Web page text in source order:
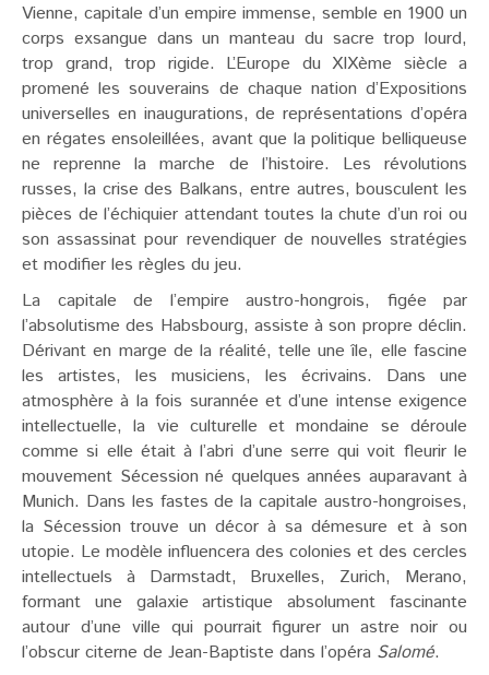
Vienne, capitale d’un empire immense, semble en 1900 un
corps exsangue dans un manteau du sacre trop lourd,
trop grand, trop rigide. L’Europe du XIXème siècle a
promené les souverains de chaque nation d’Expositions
universelles en inaugurations, de représentations d’opéra
en régates ensoleillées, avant que la politique belliqueuse
ne reprenne la marche de l’histoire. Les révolutions
russes, la crise des Balkans, entre autres, bousculent les
pièces de l’échiquier attendant toutes la chute d’un roi ou
son assassinat pour revendiquer de nouvelles stratégies
et modifier les règles du jeu.
La capitale de l’empire austro-hongrois, figée par
l’absolutisme des Habsbourg, assiste à son propre déclin.
Dérivant en marge de la réalité, telle une île, elle fascine
les artistes, les musiciens, les écrivains. Dans une
atmosphère à la fois surannée et d’une intense exigence
intellectuelle, la vie culturelle et mondaine se déroule
comme si elle était à l’abri d’une serre qui voit fleurir le
mouvement Sécession né quelques années auparavant à
Munich. Dans les fastes de la capitale austro-hongroises,
la Sécession trouve un décor à sa démesure et à son
utopie. Le modèle influencera des colonies et des cercles
intellectuels à Darmstadt, Bruxelles, Zurich, Merano,
formant une galaxie artistique absolument fascinante
autour d’une ville qui pourrait figurer un astre noir ou
l’obscur citerne de Jean-Baptiste dans l’opéra Salomé.